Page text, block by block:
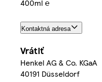
400ml ℮
Kontaktná adresa
Vrátiť
Henkel AG & Co. KGaA
40191 Düsseldorf